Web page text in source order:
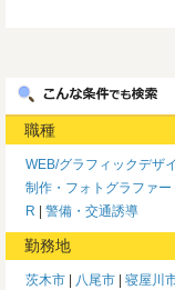
職種
WEB/グラフィックデザ
制作・フォトグラファー
R
警備・交通誘導
勤務地
茨木市 八尾市 寝屋川